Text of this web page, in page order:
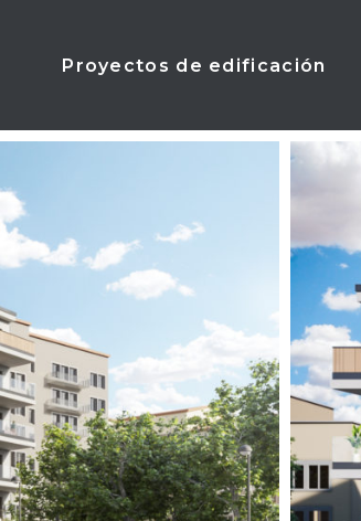
Proyectos de edificación